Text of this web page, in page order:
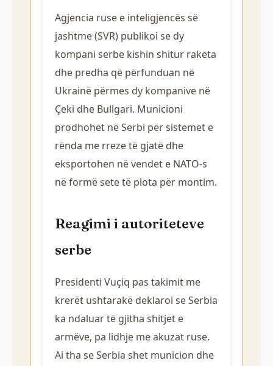
Agjencia ruse e inteligjencës së
jashtme (SVR) publikoi se dy
kompani serbe kishin shitur raketa
dhe predha që përfunduan në
Ukrainë përmes dy kompanive në
Çeki dhe Bullgari. Municioni
prodhohet në Serbi për sistemet e
rënda me rreze të gjatë dhe
eksportohen në vendet e NATO-s
në formë sete të plota për montim.
Reagimi i autoriteteve
serbe
Presidenti Vuçiq pas takimit me
krerët ushtarakë deklaroi se Serbia
ka ndaluar të gjitha shitjet e
armëve, pa lidhje me akuzat ruse.
Ai tha se Serbia shet municion dhe